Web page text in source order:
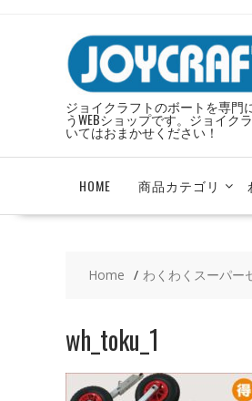
ジョイクラフトのボートを専門
うWEBショップです。ジョイク
いてはおまかせください！
HOME 商品カテゴリ
Home わくわくスーパー
wh_toku_1